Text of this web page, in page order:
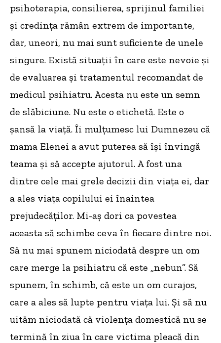
psihoterapia, consilierea, sprijinul familiei
și credința rămân extrem de importante,
dar, uneori, nu mai sunt suficiente de unele
singure. Există situații în care este nevoie și
de evaluarea și tratamentul recomandat de
medicul psihiatru. Acesta nu este un semn
de slăbiciune. Nu este o etichetă. Este o
șansă la viață. Îi mulțumesc lui Dumnezeu că
mama Elenei a avut puterea să își învingă
teama și să accepte ajutorul. A fost una
dintre cele mai grele decizii din viața ei, dar
a ales viața copilului ei înaintea
prejudecăților. Mi-aș dori ca povestea
aceasta să schimbe ceva în fiecare dintre noi.
Să nu mai spunem niciodată despre un om
care merge la psihiatru că este „nebun”. Să
spunem, în schimb, că este un om curajos,
care a ales să lupte pentru viața lui. Și să nu
uităm niciodată că violența domestică nu se
termină în ziua în care victima pleacă din